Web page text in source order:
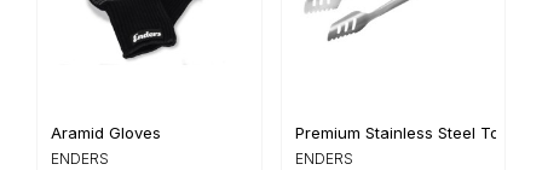
Aramid Gloves
ENDERS
Premium Stainless Steel Tongs
ENDERS